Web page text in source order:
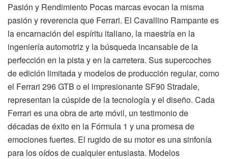
Pasión y Rendimiento Pocas marcas evocan la misma
pasión y reverencia que Ferrari. El Cavallino Rampante es
la encarnación del espíritu italiano, la maestría en la
ingeniería automotriz y la búsqueda incansable de la
perfección en la pista y en la carretera. Sus supercoches
de edición limitada y modelos de producción regular, como
el Ferrari 296 GTB o el impresionante SF90 Stradale,
representan la cúspide de la tecnología y el diseño. Cada
Ferrari es una obra de arte móvil, un testimonio de
décadas de éxito en la Fórmula 1 y una promesa de
emociones fuertes. El rugido de su motor es una sinfonía
para los oídos de cualquier entusiasta. Modelos